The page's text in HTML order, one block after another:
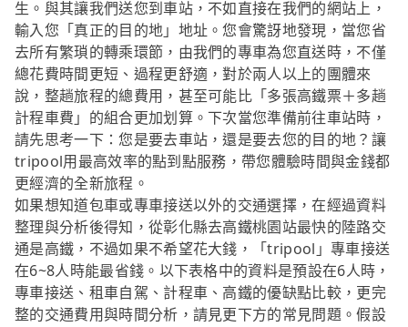
生。與其讓我們送您到車站，不如直接在我們的網站上，
輸入您「真正的目的地」地址。您會驚訝地發現，當您省
去所有繁瑣的轉乘環節，由我們的專車為您直送時，不僅
總花費時間更短、過程更舒適，對於兩人以上的團體來
說，整趟旅程的總費用，甚至可能比「多張高鐵票＋多趟
計程車費」的組合更加划算。下次當您準備前往車站時，
請先思考一下：您是要去車站，還是要去您的目的地？讓
tripool用最高效率的點到點服務，帶您體驗時間與金錢都
更經濟的全新旅程。
如果想知道包車或專車接送以外的交通選擇，在經過資料
整理與分析後得知，從彰化縣去高鐵桃園站最快的陸路交
通是高鐵，不過如果不希望花大錢，「tripool」專車接送
在6~8人時能最省錢。以下表格中的資料是預設在6人時，
專車接送、租車自駕、計程車、高鐵的優缺點比較，更完
整的交通費用與時間分析，請見更下方的常見問題。假設